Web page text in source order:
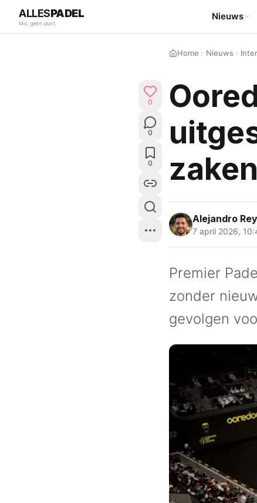
ALLESPADEL
Mis geen punt.
Nieuws
0
0
0
Home Nieuws
zaken
Alejandro
7 april 2026,
Premier
zonder
gevolgen